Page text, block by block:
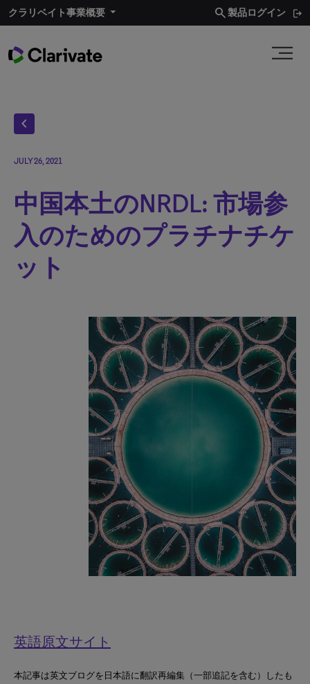
クラリベイト事業概要​ search製品ログイン
chevron_left
JULY 26, 2021
中国本土のNRDL: 市場参
入のためのプラチナチケ
ット
英語原文サイト
本記事は英文ブログを日本語に翻訳再編集（一部追記を含む）したも